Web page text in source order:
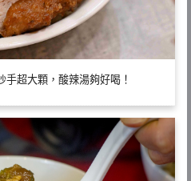
超大顆，酸辣湯夠好喝！